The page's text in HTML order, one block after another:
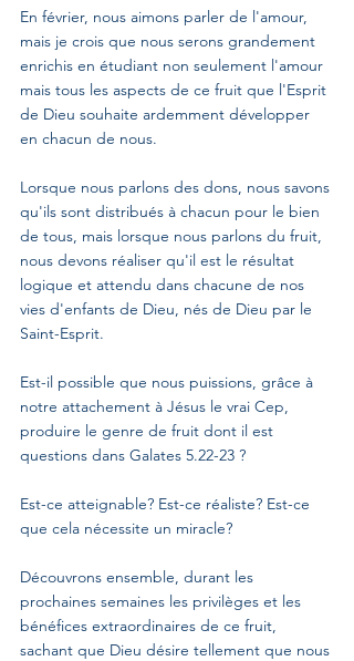
En février, nous aimons parler de l'amour,
mais je crois que nous serons grandement
enrichis en étudiant non seulement l'amour
mais tous les aspects de ce fruit que l'Esprit
de Dieu souhaite ardemment développer
en chacun de nous.
Lorsque nous parlons des dons, nous savons
qu'ils sont distribués à chacun pour le bien
de tous, mais lorsque nous parlons du fruit,
nous devons réaliser qu'il est le résultat
logique et attendu dans chacune de nos
vies d'enfants de Dieu, nés de Dieu par le
Saint-Esprit.
Est-il possible que nous puissions, grâce à
notre attachement à Jésus le vrai Cep,
produire le genre de fruit dont il est
questions dans Galates 5.22-23 ?
Est-ce atteignable? Est-ce réaliste? Est-ce
que cela nécessite un miracle?
Découvrons ensemble, durant les
prochaines semaines les privilèges et les
bénéfices extraordinaires de ce fruit,
sachant que Dieu désire tellement que nous